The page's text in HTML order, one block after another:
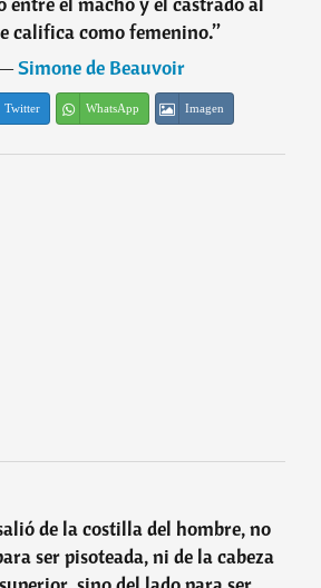
califica como femenino.”
Simone de Beauvoir
Twitter WhatsApp Imagen
de la costilla del hombre, no
ser pisoteada, ni de la cabeza